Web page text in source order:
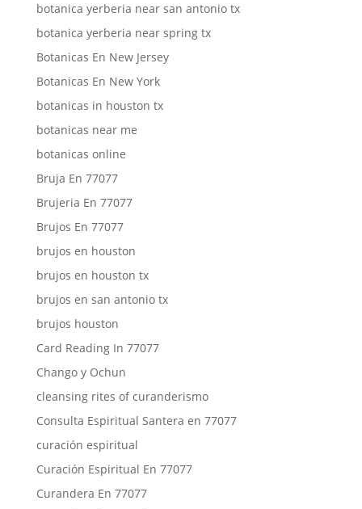
botanica yerberia near san antonio tx
botanica yerberia near spring tx
Botanicas En New Jersey
Botanicas En New York
botanicas in houston tx
botanicas near me
botanicas online
Bruja En 77077
Brujeria En 77077
Brujos En 77077
brujos en houston
brujos en houston tx
brujos en san antonio tx
brujos houston
Card Reading In 77077
Chango y Ochun
cleansing rites of curanderismo
Consulta Espiritual Santera en 77077
curación espiritual
Curación Espiritual En 77077
Curandera En 77077